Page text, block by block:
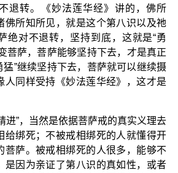
退转。《妙法莲华经》讲的，佛所
佛所知所见，就是这个第八识以及祂
绝对不退转，坚持到底，这就是“勇
菩萨，菩萨能够坚持下去，才是真正
猛”继续坚持下去，菩萨就可以继续摄
人同样受持《妙法莲华经》，这才是
进”，当然是依据菩萨戒的真实义理去
给绑死；不被戒相绑死的人就懂得开
菩萨。被戒相绑死的人很多，能够不
是因为亲证了第八识的真如性，或者